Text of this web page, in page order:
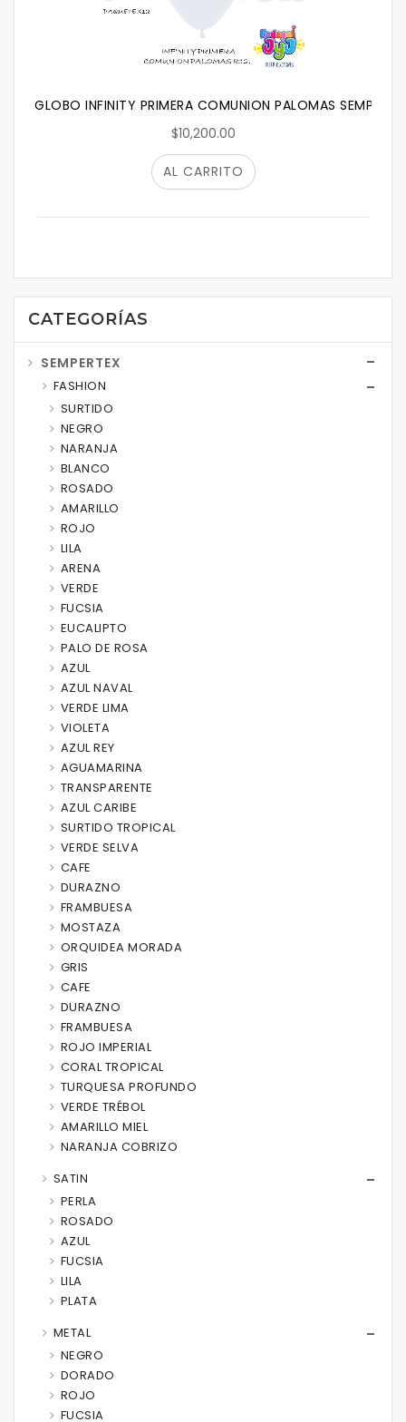
GLOBO INFINITY PRIMERA COMUNION PALOMAS
$10,200.00
AL CARRITO
CATEGORÍAS
SEMPERTEX
FASHION
SURTIDO
NEGRO
NARANJA
BLANCO
ROSADO
AMARILLO
ROJO
LILA
ARENA
VERDE
FUCSIA
EUCALIPTO
PALO DE ROSA
AZUL
AZUL NAVAL
VERDE LIMA
VIOLETA
AZUL REY
AGUAMARINA
TRANSPARENTE
AZUL CARIBE
SURTIDO TROPICAL
VERDE SELVA
CAFE
DURAZNO
FRAMBUESA
MOSTAZA
ORQUIDEA MORADA
GRIS
CAFE
DURAZNO
FRAMBUESA
ROJO IMPERIAL
CORAL TROPICAL
TURQUESA PROFUNDO
VERDE TRÉBOL
AMARILLO MIEL
NARANJA COBRIZO
SATIN
PERLA
ROSADO
AZUL
FUCSIA
LILA
PLATA
METAL
NEGRO
DORADO
ROJO
FUCSIA